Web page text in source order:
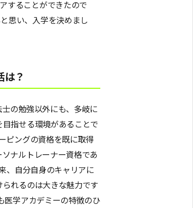
することができたので
思い、入学を決めまし
？
の勉強以外にも、多岐に
指せる環境があることで
ピングの資格を既に取得
ナルトレーナー資格であ
、自分自身のキャリアに
れるのは大きな魅力です
医学アカデミーの特徴のひ